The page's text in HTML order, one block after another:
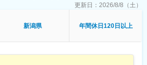
限に能力を発揮できるよう働きやすい環境作
業が可能な環境・福利厚生が整っています。
きます。
更新日： 2026/8/8（土）
新潟県 年間休日120日以上